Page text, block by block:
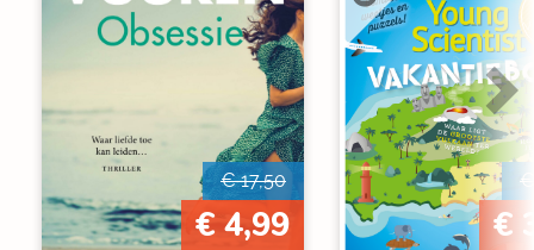
€ 17,50
€ 4,99 €